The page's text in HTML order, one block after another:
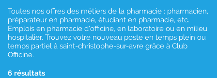
Toutes nos offres des métiers de la pharmacie : pharmacien,
préparateur en pharmacie, étudiant en pharmacie, etc.
Emplois en pharmacie d'officine, en laboratoire ou en milieu
hospitalier. Trouvez votre nouveau poste en temps plein ou
temps partiel à saint-christophe-sur-avre grâce à Club
Officine.
6 résultats